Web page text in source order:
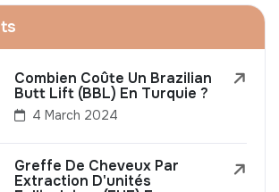
Combien Coûte Un Brazilian
Butt Lift (BBL) En Turquie ?
4 March 2024
Greffe De Cheveux Par
Extraction D'unités